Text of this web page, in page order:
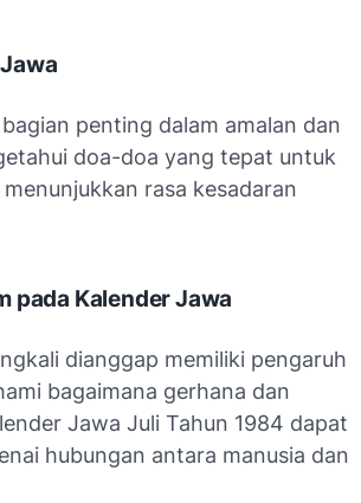
penting dalam amalan dan
doa-doa yang tepat untuk
rasa kesadaran
pada Kalender Jawa
dianggap memiliki pengaruh
bagaimana gerhana dan
Jawa Juli Tahun 1984 dapat
hubungan antara manusia dan